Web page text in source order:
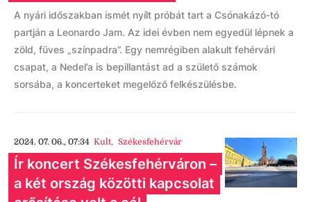
A nyári időszakban ismét nyílt próbát tart a Csónakázó-tó
partján a Leonardo Jam. Az idei évben nem egyedül lépnek a
zöld, füves „színpadra”. Egy nemrégiben alakult fehérvári
csapat, a Nedel’a is bepillantást ad a születő számok
sorsába, a koncerteket megelőző felkészülésbe.
2024. 07. 06., 07:34 Kult, Székesfehérvár
Ír koncert Székesfehérváron –
a két ország közötti kapcsolat